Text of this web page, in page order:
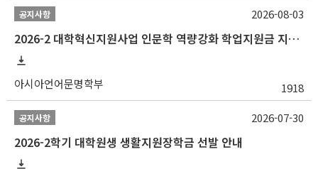
공지사항
2026-2 대학혁신지원사업 인문학 역량강화 학업지원금 지원 선발 안내 (학/석/박사)
아시아언어문명학부 1918
2026-08-03
공지사항
2026-2학기 대학원생 생활지원장학금 선발 안내
2026-07-30